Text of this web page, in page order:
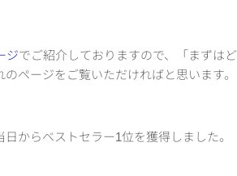
ジでご紹介しておりますので、「まずはど
ページをご覧いただければと思います。
からベストセラー1位を獲得しました。